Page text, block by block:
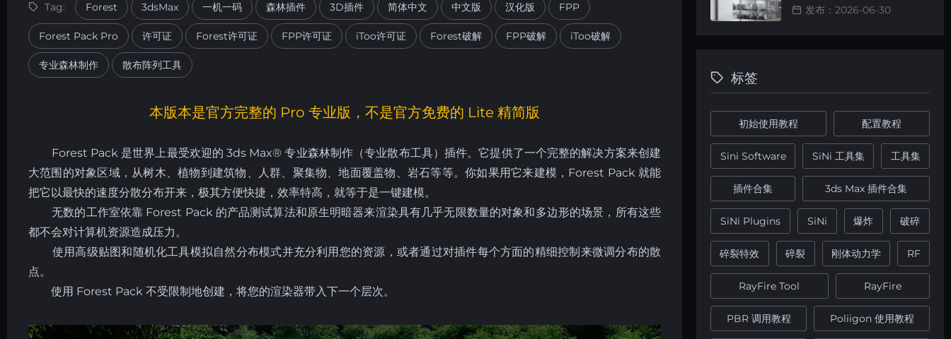
Tag: Forest 3dsMax 一机一码 森林插件 3D插件 简体中文 中文版 汉化版 FPP
Forest Pack Pro 许可证 Forest许可证 FPP许可证 iToo许可证 Forest破解 FPP破解 iToo破解
专业森林制作 散布阵列工具
本版本是官方完整的 Pro 专业版，不是官方免费的 Lite 精简版
Forest Pack 是世界上最受欢迎的 3ds Max® 专业森林制作（专业散布工具）插件。它提供了一个完整的解决方案来创建
大范围的对象区域，从树木、植物到建筑物、人群、聚集物、地面覆盖物、岩石等等。你如果用它来建模，Forest Pack 就能
把它以最快的速度分散分布开来，极其方便快捷，效率特高，就等于是一键建模。
无数的工作室依靠 Forest Pack 的产品测试算法和原生明暗器来渲染具有几乎无限数量的对象和多边形的场景，所有这些
都不会对计算机资源造成压力。
使用高级贴图和随机化工具模拟自然分布模式并充分利用您的资源，或者通过对插件每个方面的精细控制来微调分布的散
点。
使用 Forest Pack 不受限制地创建，将您的渲染器带入下一个层次。
切换加强版 [无名完全汉化精品
发布：2026-06-30
标签
初始使用教程 配置教程
Sini Software SiNi 工具集 工具集
插件合集 3ds Max 插件合集
SiNi Plugins SiNi 爆炸 破碎
碎裂特效 碎裂 刚体动力学 RF
RayFire Tool RayFire
PBR 调用教程 Poliigon 使用教程